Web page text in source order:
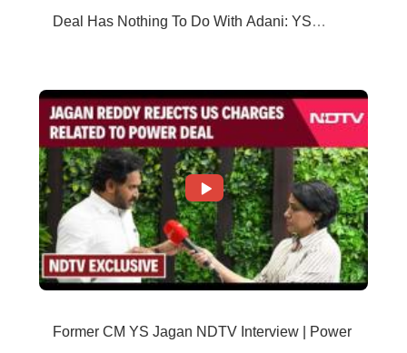
Deal Has Nothing To Do With Adani: YS
Former CM YS Jagan NDTV Interview | Power